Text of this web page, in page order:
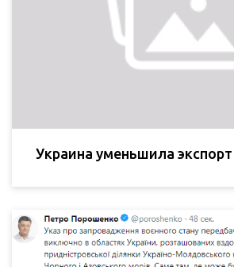
Украина уменьшила